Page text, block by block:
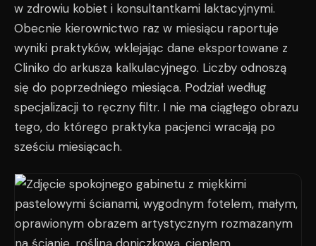
w zdrowiu kobiet i konsultantkami laktacyjnymi.
Obecnie kierownictwo raz w miesiącu raportuje
wyniki praktyków, wklejając dane eksportowane z
Cliniko do arkusza kalkulacyjnego. Liczby odnoszą
się do poprzedniego miesiąca. Podział według
specjalizacji to ręczny filtr. I nie ma ciągłego obrazu
tego, do którego praktyka pacjenci wracają po
sześciu miesiącach.